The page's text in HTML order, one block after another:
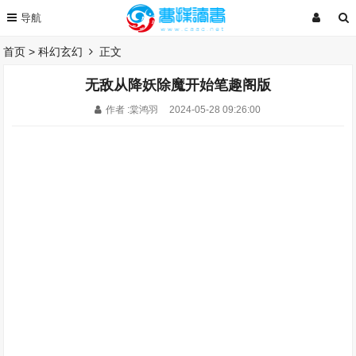
首页 >科幻玄幻 正文
无敌从降妖除魔开始笔趣阁版
作者 :棠鸿羽 2024-05-28 09:26:00